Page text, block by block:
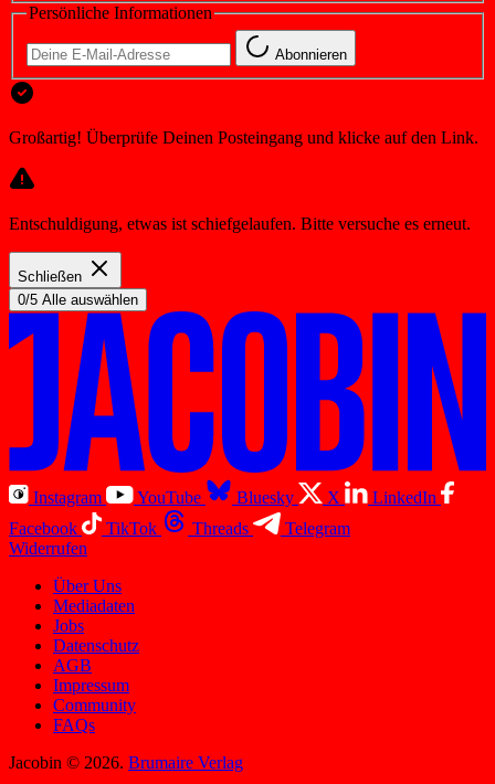
Persönliche Informationen
Abonnieren
Großartig! Überprüfe Deinen Posteingang und klicke auf den Link.
Entschuldigung, etwas ist schiefgelaufen. Bitte versuche es erneut.
Schließen
0/5 Alle auswählen
Instagram YouTube Bluesky X
LinkedIn
Facebook
TikTok Threads
Telegram
Widerrufen
Über Uns
Mediadaten
Jobs
Datenschutz
AGB
Impressum
Community
FAQs
Jacobin © 2026. Brumaire Verlag